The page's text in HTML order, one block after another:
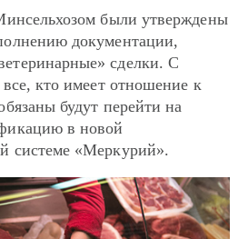
были утверждены
документации,
сделки. С
кто имеет отношение к
будут перейти на
в новой
системе «Меркурий».